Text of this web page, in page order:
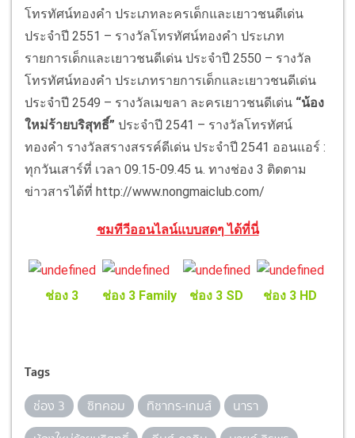
โทรทัศน์ทองคำ ประเภทละครเด็กและเยาวชนดีเด่น
ประจำปี 2551 – รางวัลโทรทัศน์ทองคำ ประเภท
รายการเด็กและเยาวชนดีเด่น ประจำปี 2550 – รางวัล
โทรทัศน์ทองคำ ประเภทรายการเด็กและเยาวชนดีเด่น
ประจำปี 2549 – รางวัลเมขลา ละครเยาวชนดีเด่น “น้อง
ใหม่ร้ายบริสุทธิ์” ประจำปี 2541 – รางวัลโทรทัศน์
ทองคำ รางวัลสรางสรรค์ดีเด่น ประจำปี 2541 ออนแอร์ :
ทุกวันเสาร์ที่ เวลา 09.15-09.45 น. ทางช่อง 3 ติดตาม
ข่าวสารได้ที่ http://www.nongmaiclub.com/
ชมทีวีออนไลน์แบบสดๆ ได้ที่นี่
ช่อง 3 ช่อง 3 Family ช่อง 3 SD ช่อง 3 HD
Tags
ช่อง 3 ซิทคอม ทิชากร-เกมส์
นารา